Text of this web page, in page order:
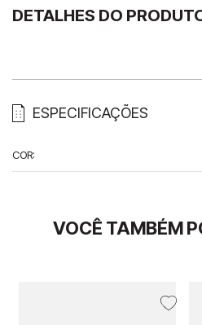
DETALHES DO
ESPECIFICAÇÕES
COR:
VOCÊ TAMBÉM